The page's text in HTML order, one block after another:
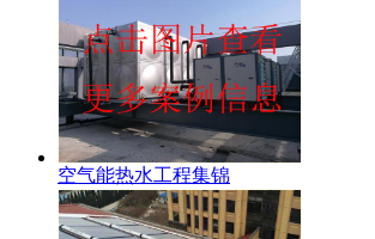
空气能热水工程集锦